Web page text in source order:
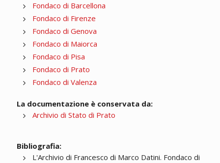
Fondaco di Barcellona
Fondaco di Firenze
Fondaco di Genova
Fondaco di Maiorca
Fondaco di Pisa
Fondaco di Prato
Fondaco di Valenza
La documentazione è conservata da:
Archivio di Stato di Prato
Bibliografia:
L'Archivio di Francesco di Marco Datini. Fondaco di